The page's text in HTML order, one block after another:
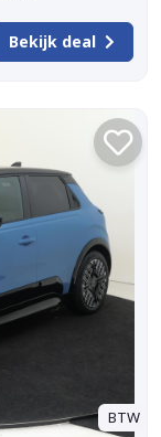
Bekijk deal
BTW